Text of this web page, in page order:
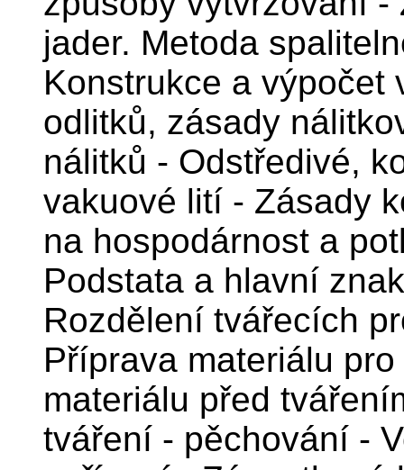
jader. Metoda
Konstrukce a výpočet
odlitků, zásady
nálitků - Odstředivé,
vakuové lití - Zásady
na hospodárnost a
Podstata a hlavní
Rozdělení tvářecích
Příprava materiálu
materiálu před
tváření - pěchování -